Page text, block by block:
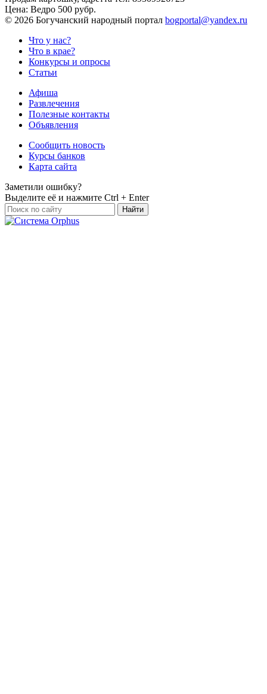
Цена: Ведро 500 рубр.
© 2026 Богучанский народный портал bogportal@yandex.ru
Что у нас?
Что в крае?
Конкурсы и опросы
Статьи
Афиша
Развлечения
Полезные контакты
Объявления
Сообщить новость
Курсы банков
Карта сайта
Заметили ошибку?
Выделите её и нажмите Ctrl + Enter